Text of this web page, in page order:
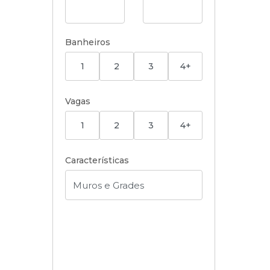
Banheiros
1 2 3 4+
Vagas
1 2 3 4+
Características